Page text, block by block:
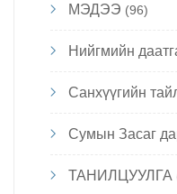
МЭДЭЭ (96)
Нийгмийн
Санхүүгийн
Сумын Засаг
ТАНИЛЦУУЛГА